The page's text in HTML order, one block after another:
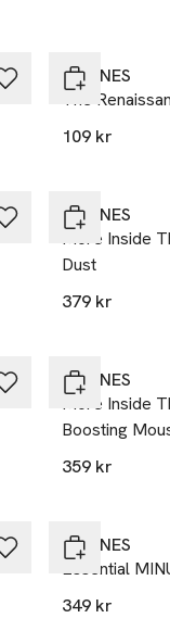
DAVINES
The
109 kr
DAVINES
More Inside
Dust
379 kr
DAVINES
More Inside
Boosting
359 kr
DAVINES
Essential
349 kr